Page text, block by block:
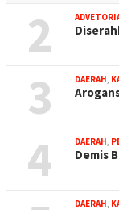
2
3 DAERAH,
4 DAERAH,
Demis
DAERAH,